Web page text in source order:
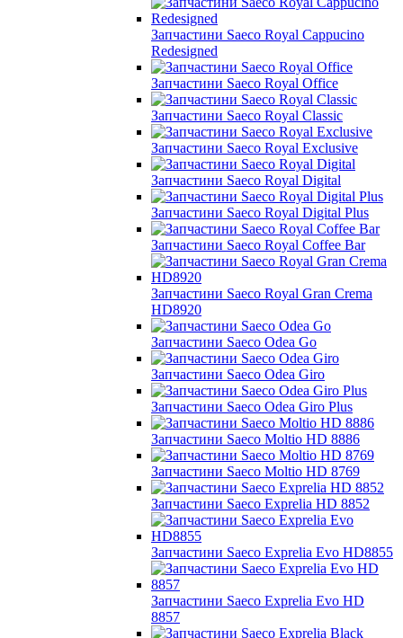
Запчастини Saeco Royal Cappucino
Redesigned
Запчастини Saeco Royal Office
Запчастини Saeco Royal Classic
Запчастини Saeco Royal Exclusive
Запчастини Saeco Royal Digital
Запчастини Saeco Royal Digital Plus
Запчастини Saeco Royal Coffee Bar
Запчастини Saeco Royal Gran Crema
HD8920
Запчастини Saeco Odea Go
Запчастини Saeco Odea Giro
Запчастини Saeco Odea Giro Plus
Запчастини Saeco Moltio HD 8886
Запчастини Saeco Moltio HD 8769
Запчастини Saeco Exprelia HD 8852
Запчастини Saeco Exprelia Evo HD8855
Запчастини Saeco Exprelia Evo HD
8857